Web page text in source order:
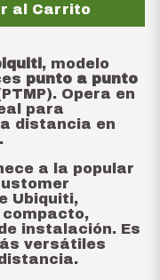
al Carrito
, modelo
punto a punto
Opera en
para
distancia en
a la popular
Ubiquiti,
compacto,
instalación. Es
versátiles